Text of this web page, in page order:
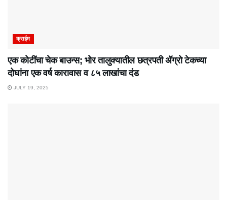
क्राईम
एक कोटींचा चेक बाउन्स; भोर तालुक्यातील छत्रपती ॲग्रो टेकच्या
दोघांना एक वर्ष कारावास व ८५ लाखांचा दंड
JULY 19, 2025